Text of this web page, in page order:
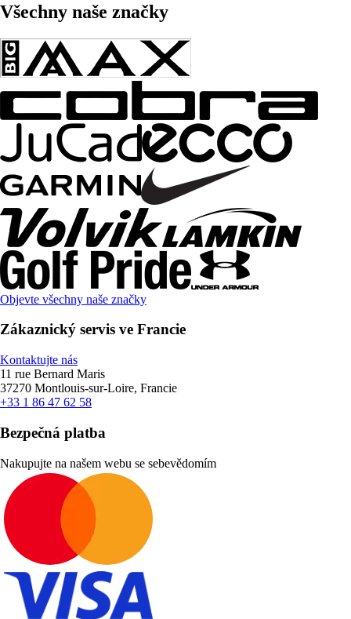
Všechny naše značky
Objevte všechny naše značky
Zákaznický servis ve Francie
Kontaktujte nás
11 rue Bernard Maris
37270 Montlouis-sur-Loire, Francie
+33 1 86 47 62 58
Bezpečná platba
Nakupujte na našem webu se sebevědomím